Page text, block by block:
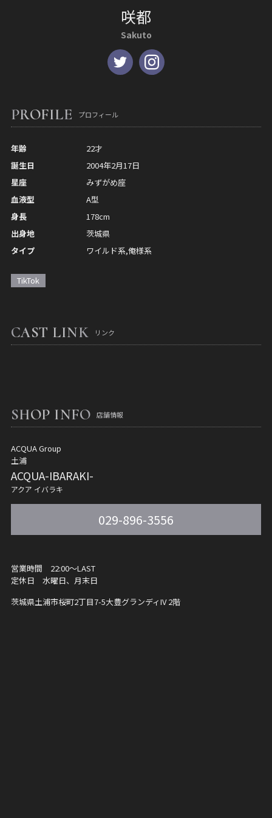
咲都
Sakuto
PROFILE プロフィール
年齢
22才
誕生日
2004年2月17日
星座
みずがめ座
血液型
A型
身長
178cm
出身地
茨城県
タイプ
ワイルド系,俺様系
TikTok
CAST LINK リンク
SHOP INFO 店舗情報
ACQUA Group
土浦
ACQUA-IBARAKI-
アクア イバラキ
029-896-3556
営業時間 22:00〜LAST
定休日 水曜日、月末日
茨城県土浦市桜町2丁目7-5大豊グランディIV 2階